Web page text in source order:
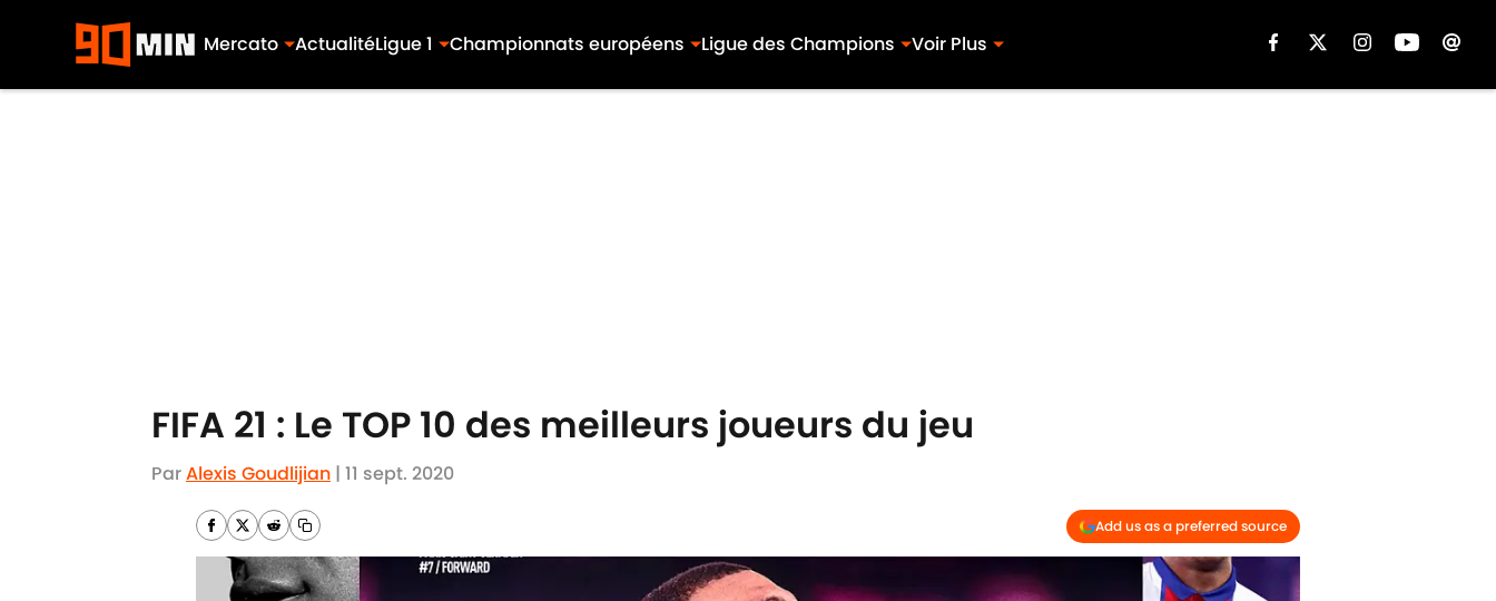
Mercato ActualitéLigue 1 Championnats européens Ligue des Champions Voir Plus
FIFA 21 : Le TOP 10 des meilleurs joueurs du jeu
ParAlexis Goudlijian | 11 sept. 2020
Add us as a preferred source